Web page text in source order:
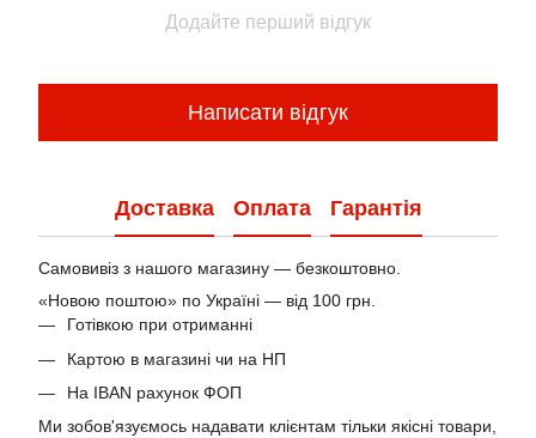
Додайте перший відгук
Написати відгук
Доставка Оплата Гарантія
Самовивіз з нашого магазину — безкоштовно.
«Новою поштою» по Україні — від 100 грн.
Готівкою при отриманні
Картою в магазині чи на НП
На IBAN рахунок ФОП
Ми зобов'язуємось надавати клієнтам тільки якісні товари,